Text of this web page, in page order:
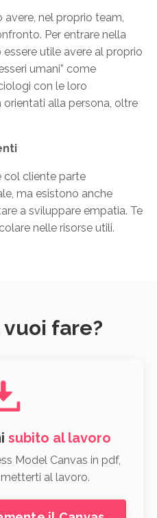
avere, nel proprio team,
Per entrare nella
utile avere al proprio
umani” come
con le loro
alla persona, oltre
col cliente parte
ma esistono anche
a sviluppare empatia. Te
nelle risorse utili.
vuoi fare?
subito al lavoro
Model Canvas in pdf,
al lavoro.